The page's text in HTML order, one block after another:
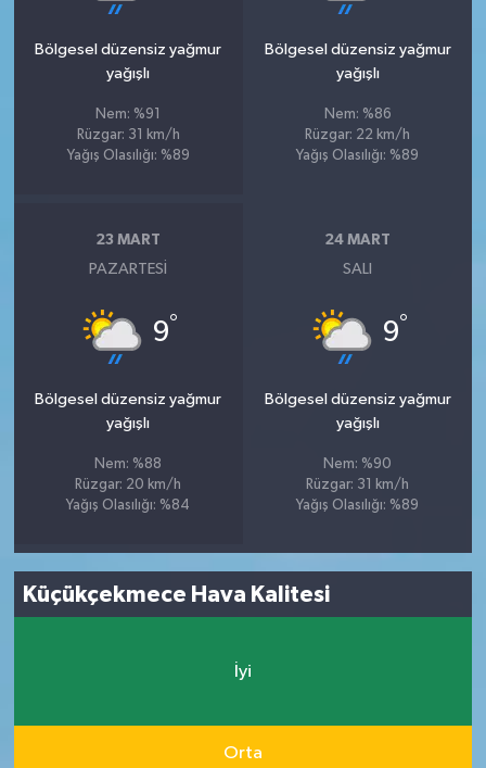
Bölgesel düzensiz yağmur
yağışlı
Nem: %91
Rüzgar: 31 km/h
Yağış Olasılığı: %89
Bölgesel düzensiz yağmur
yağışlı
Nem: %86
Rüzgar: 22 km/h
Yağış Olasılığı: %89
23 MART
PAZARTESI
9°
Bölgesel düzensiz yağmur
yağışlı
Nem: %88
Rüzgar: 20 km/h
Yağış Olasılığı: %84
24 MART
SALI
9°
Bölgesel düzensiz yağmur
yağışlı
Nem: %90
Rüzgar: 31 km/h
Yağış Olasılığı: %89
Küçükçekmece Hava Kalitesi
İyi
Orta